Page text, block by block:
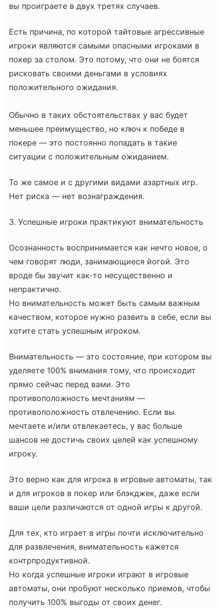
вы проиграете в двух третях случаев.
Есть причина, по которой тайтовые агрессивные
игроки являются самыми опасными игроками в
покер за столом. Это потому, что они не боятся
рисковать своими деньгами в условиях
положительного ожидания.
Обычно в таких обстоятельствах у вас будет
меньшее преимущество, но ключ к победе в
покере — это постоянно попадать в такие
ситуации с положительным ожиданием.
То же самое и с другими видами азартных игр.
Нет риска — нет вознаграждения.
3. Успешные игроки практикуют внимательность
Осознанность воспринимается как нечто новое, о
чем говорят люди, занимающиеся йогой. Это
вроде бы звучит как-то несущественно и
непрактично.
Но внимательность может быть самым важным
качеством, которое нужно развить в себе, если вы
хотите стать успешным игроком.
Внимательность — это состояние, при котором вы
уделяете 100% внимания тому, что происходит
прямо сейчас перед вами. Это
противоположность мечтаниям —
противоположность отвлечению. Если вы
мечтаете и/или отвлекаетесь, у вас больше
шансов не достичь своих целей как успешному
игроку.
Это верно как для игрока в игровые автоматы, так
и для игроков в покер или блэкджек, даже если
ваши цели различаются от одной игры к другой.
Для тех, кто играет в игры почти исключительно
для развлечения, внимательность кажется
контрпродуктивной.
Но когда успешные игроки играют в игровые
автоматы, они пробуют несколько приемов, чтобы
получить 100% выгоды от своих денег.